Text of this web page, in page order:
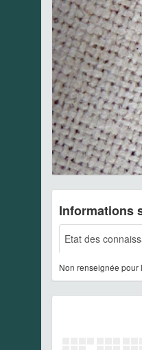
Informations
Etat des
Non renseignée pour